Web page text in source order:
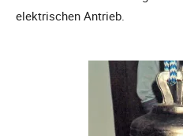
elektrischen Antrieb.